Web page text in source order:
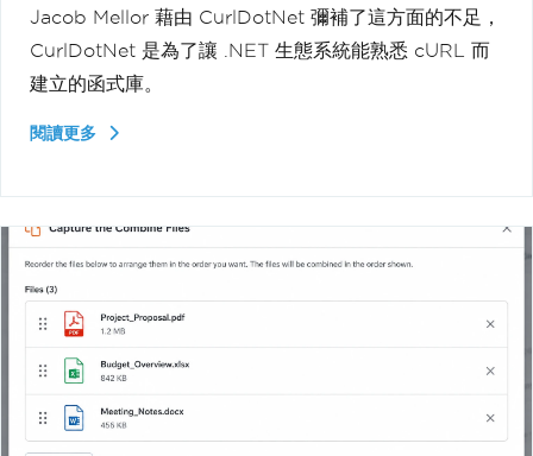
Jacob Mellor 藉由 CurlDotNet 彌補了這方面的不足，
CurlDotNet 是為了讓 .NET 生態系統能熟悉 cURL 而
建立的函式庫。
閱讀更多